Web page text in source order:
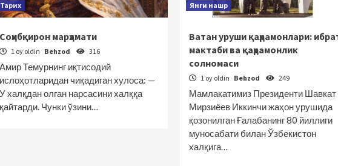
Тарих
Соҳибқирон марҳамати
1 oy oldin Behzod 316
Амир Темурнинг иқтисодий
ислоҳотларидан чиқадиган хулоса: —
У халқдан олган нарсасини халққа
қайтарди. Чунки ўзини…
Янги нашр
Ватан уруши қаҳрамонлари:
мактаби ва қаҳрамонлик
солномаси
1 oy oldin Behzod 249
Мамлакатимиз Президенти Шавкат
Мирзиёев Иккинчи жаҳон урушида
қозонилган Ғалабанинг 80 йиллиги
муносабати билан Ўзбекистон
халқига…